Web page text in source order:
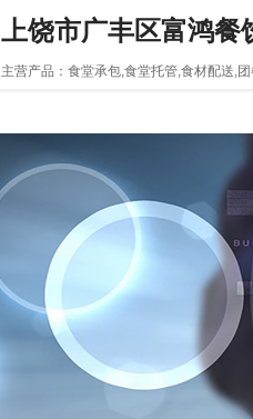
上饶市广丰区富鸿餐
主营产品：食堂承包,食堂托管,食材配送,